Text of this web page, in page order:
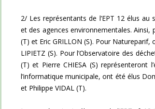
2/ Les représentants de l’EPT 12 élus
et des agences environnementales.
(T) et Eric GRILLON (S). Pour
LIPIETZ (S). Pour l’Observatoire des
(T) et Pierre CHIESA (S) représenteront
l’informatique municipale, ont été élus
et Philippe VIDAL (T).